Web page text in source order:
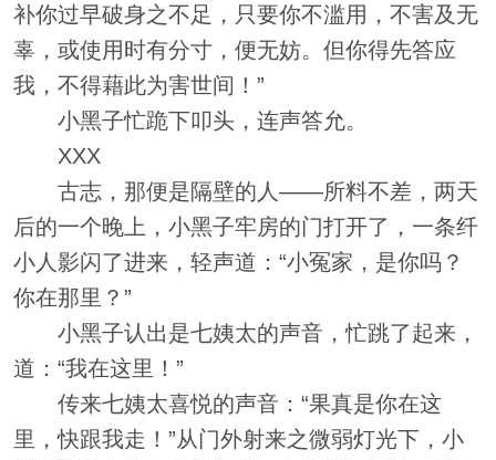
补你过早破身之不足，只要你不滥用，不害及无
辜，或使用时有分寸，便无妨。但你得先答应
我，不得藉此为害世间！”
小黑子忙跪下叩头，连声答允。
XXX
古志，那便是隔壁的人——所料不差，两天
后的一个晚上，小黑子牢房的门打开了，一条纤
小人影闪了进来，轻声道：“小冤家，是你吗？
你在那里？”
小黑子认出是七姨太的声音，忙跳了起来，
道：“我在这里！”
传来七姨太喜悦的声音：“果真是你在这
里，快跟我走！”从门外射来之微弱灯光下，小